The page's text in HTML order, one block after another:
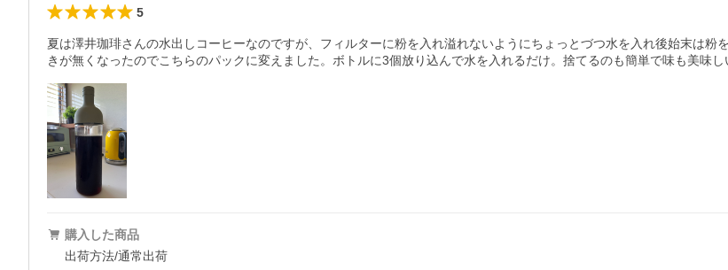
5
夏は澤井珈琲さんの水出しコーヒーなのですが、フィルターに粉を入れ溢れないようにちょっとづつ水を入れ後始末は
きが無くなったのでこちらのパックに変えました。ボトルに3個放り込んで水を入れるだけ。捨てるのも簡単で味も美味し
購入した商品
出荷方法/通常出荷